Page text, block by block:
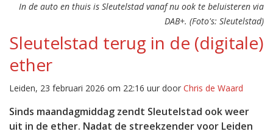
In de auto en thuis is Sleutelstad vanaf nu ook te beluisteren via
DAB+. (Foto's: Sleutelstad)
Sleutelstad terug in de (digitale)
ether
Leiden, 23 februari 2026 om 22:16 uur door Chris de Waard
Sinds maandagmiddag zendt Sleutelstad ook weer
uit in de ether. Nadat de streekzender voor Leiden